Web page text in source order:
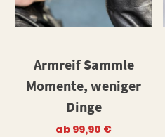
Armreif Sammle
Momente, weniger
Dinge
ab 99,90 €